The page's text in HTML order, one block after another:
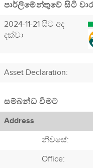
පාර්ලිමේන්තුවේ සිටි
2024-11-21 සිට අද
දක්වා
Asset Declaration:
සම්බන්ධ වීමට
Address
නිවසේ:
Office: